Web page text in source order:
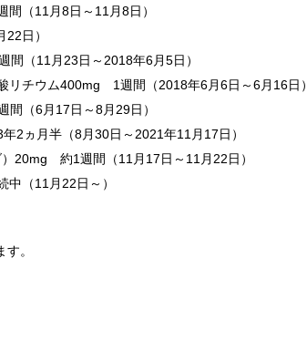
（11月8日～11月8日）
日）
（11月23日～2018年6月5日）
リチウム400mg 1週間（2018年6月6日～6月16日）
（6月17日～8月29日）
2ヵ月半（8月30日～2021年11月17日）
20mg 約1週間（11月17日～11月22日）
（11月22日～）
。